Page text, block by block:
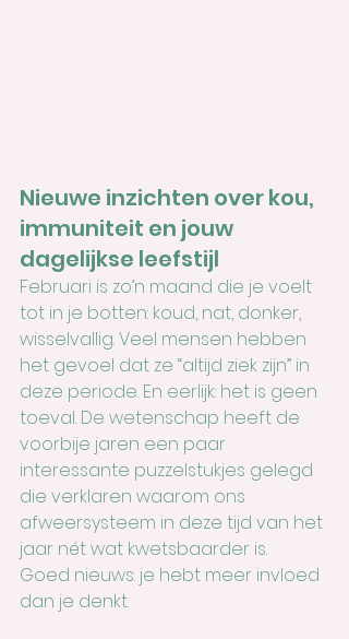
Nieuwe inzichten over kou,
immuniteit en jouw
dagelijkse leefstijl
Februari is zo’n maand die je voelt
tot in je botten: koud, nat, donker,
wisselvallig. Veel mensen hebben
het gevoel dat ze “altijd ziek zijn” in
deze periode. En eerlijk: het is geen
toeval. De wetenschap heeft de
voorbije jaren een paar
interessante puzzelstukjes gelegd
die verklaren waarom ons
afweersysteem in deze tijd van het
jaar nét wat kwetsbaarder is.
Goed nieuws: je hebt meer invloed
dan je denkt.